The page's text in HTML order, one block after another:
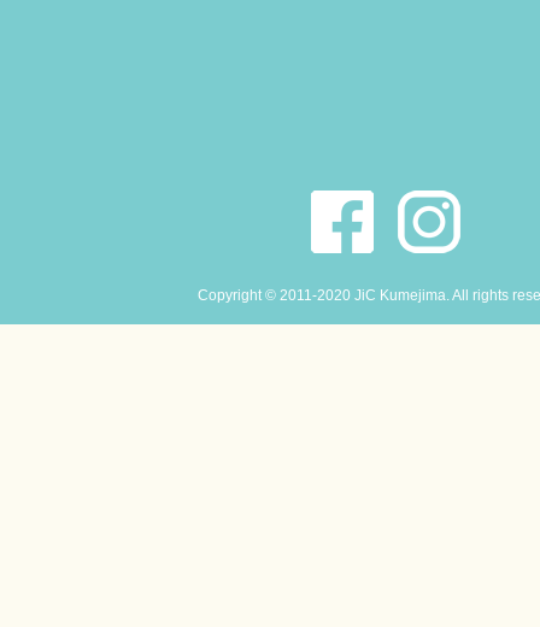
Copyright © 2011-2020 JiC Kumejima. All rights